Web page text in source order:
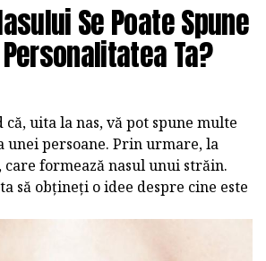
Se Poate Spune
Ta?
uita la nas, vă pot spune multe
unei persoane. Prin urmare, la
formează nasul unui străin.
să obțineți o idee despre cine este